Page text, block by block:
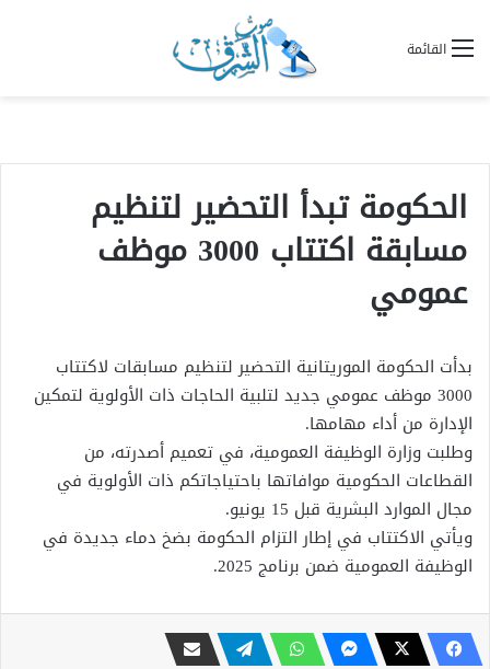
القائمة
الحكومة تبدأ التحضير لتنظيم
مسابقة اكتتاب 3000 موظف
عمومي
بدأت الحكومة الموريتانية التحضير لتنظيم مسابقات لاكتتاب
3000 موظف عمومي جديد لتلبية الحاجات ذات الأولوية لتمكين
الإدارة من أداء مهامها.
وطلبت وزارة الوظيفة العمومية، في تعميم أصدرته، من
القطاعات الحكومية موافاتها باحتياجاتكم ذات الأولوية في
مجال الموارد البشرية قبل 15 يونيو.
ويأتي الاكتتاب في إطار التزام الحكومة بضخ دماء جديدة في
الوظيفة العمومية ضمن برنامج 2025.